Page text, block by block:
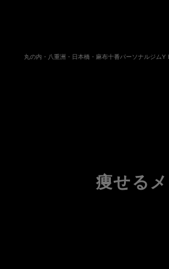
丸の内・八重洲・日本橋・麻布十番パーソナルジムY
痩せる